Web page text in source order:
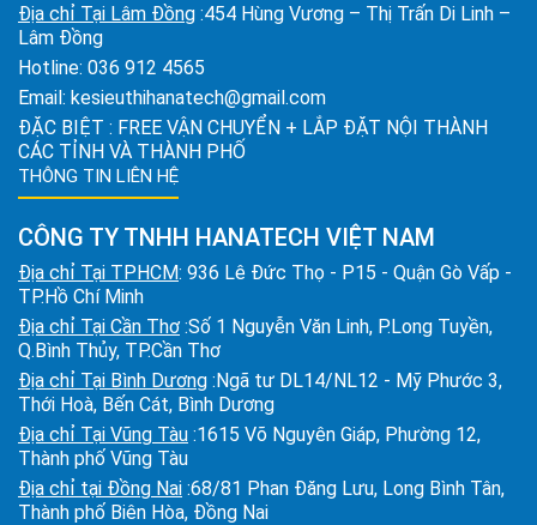
Địa chỉ Tại Lâm Đồng :454 Hùng Vương – Thị Trấn Di Linh –
Lâm Đồng
Hotline: 036 912 4565
Email: kesieuthihanatech@gmail.com
ĐẶC BIỆT : FREE VẬN CHUYỂN + LẮP ĐẶT NỘI THÀNH
CÁC TỈNH VÀ THÀNH PHỐ
THÔNG TIN LIÊN HỆ
CÔNG TY TNHH HANATECH VIỆT NAM
Địa chỉ Tại TPHCM: 936 Lê Đức Thọ - P15 - Quận Gò Vấp -
TP.Hồ Chí Minh
Địa chỉ Tại Cần Thơ :Số 1 Nguyễn Văn Linh, P.Long Tuyền,
Q.Bình Thủy, TP.Cần Thơ
Địa chỉ Tại Bình Dương :Ngã tư DL14/NL12 - Mỹ Phước 3,
Thới Hoà, Bến Cát, Bình Dương
Địa chỉ Tại Vũng Tàu :1615 Võ Nguyên Giáp, Phường 12,
Thành phố Vũng Tàu
Địa chỉ tại Đồng Nai :68/81 Phan Đăng Lưu, Long Bình Tân,
Thành phố Biên Hòa, Đồng Nai